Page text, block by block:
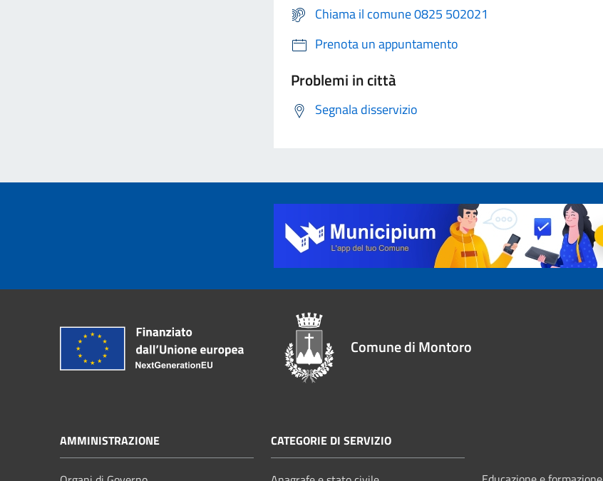
Chiama il comune 0825 502021
Prenota un appuntamento
Problemi in città
Segnala disservizio
Comune di Montoro
AMMINISTRAZIONE CATEGORIE DI SERVIZIO